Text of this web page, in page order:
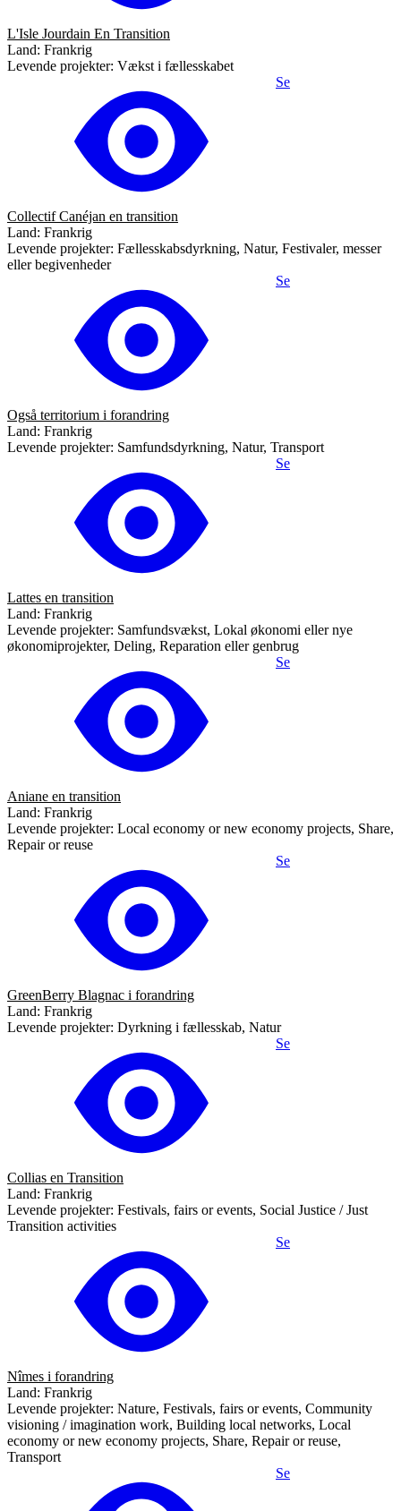
L'Isle Jourdain En Transition
Land: Frankrig
Levende projekter: Vækst i fællesskabet
Se
Collectif Canéjan en transition
Land: Frankrig
Levende projekter: Fællesskabsdyrkning, Natur, Festivaler, messer
eller begivenheder
Se
Også territorium i forandring
Land: Frankrig
Levende projekter: Samfundsdyrkning, Natur, Transport
Se
Lattes en transition
Land: Frankrig
Levende projekter: Samfundsvækst, Lokal økonomi eller nye
økonomiprojekter, Deling, Reparation eller genbrug
Se
Aniane en transition
Land: Frankrig
Levende projekter: Local economy or new economy projects, Share,
Repair or reuse
Se
GreenBerry Blagnac i forandring
Land: Frankrig
Levende projekter: Dyrkning i fællesskab, Natur
Se
Collias en Transition
Land: Frankrig
Levende projekter: Festivals, fairs or events, Social Justice / Just
Transition activities
Se
Nîmes i forandring
Land: Frankrig
Levende projekter: Nature, Festivals, fairs or events, Community
visioning / imagination work, Building local networks, Local
economy or new economy projects, Share, Repair or reuse,
Transport
Se